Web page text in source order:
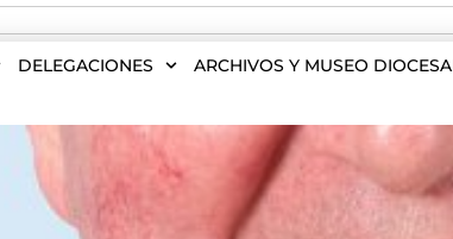
DELEGACIONES ARCHIVOS Y MUSEO